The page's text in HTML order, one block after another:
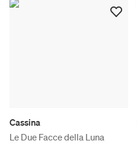
Cassina
Le Due Facce della Luna